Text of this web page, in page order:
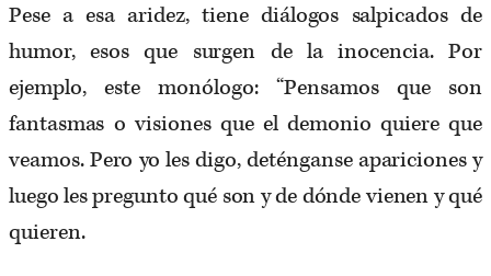
Pese a esa aridez, tiene diálogos salpicados de
humor, esos que surgen de la inocencia. Por
ejemplo, este monólogo: “Pensamos que son
fantasmas o visiones que el demonio quiere que
veamos. Pero yo les digo, deténganse apariciones y
luego les pregunto qué son y de dónde vienen y qué
quieren.